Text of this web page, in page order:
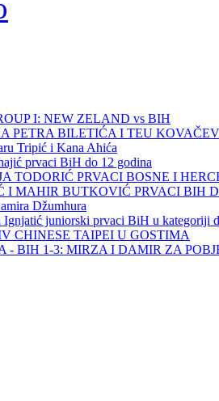
I: NEW ZELAND vs BIH
PETRA BILETIĆA I TEU
Tripić i Kana Ahića
prvaci BiH do 12 godina
TODORIĆ PRVACI BOSNE I
I MAHIR BUTKOVIĆ PRVACI BIH
Džumhura
Ignjatić juniorski prvaci BiH u kategoriji
CHINESE TAIPEI U GOSTIMA
- BIH 1-3: MIRZA I DAMIR ZA